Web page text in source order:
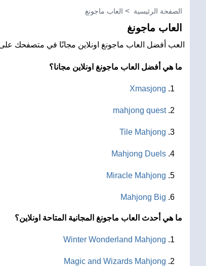
الصفحة الرئيسية العاب ماجونغ
العاب ماجونغ
العب أفضل العاب ماجونغ اونلاين مجانًا في متصفحك على
ما هي أفضل العاب ماجونغ اونلاين مجانا؟
Xmasjong
mahjong quest
Tile Mahjong
Mahjong Duels
Miracle Mahjong
Mahjong Big
ما هي أحدث العاب ماجونغ المجانية المتاحة اونلاين؟
Winter Wonderland Mahjong
Magic and Wizards Mahjong